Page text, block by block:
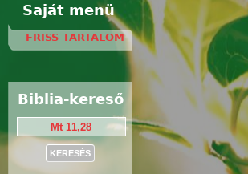
Saját menü
FRISS TARTALOM
Biblia-kereső